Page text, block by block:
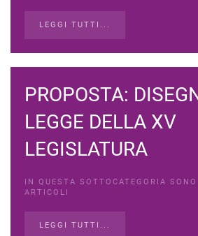
LEGGI TUTTI...
PROPOSTA:
LEGGE DELLA XV
LEGISLATURA
IN QUESTA SOTTOCATEGORIA
ARTICOLI
LEGGI TUTTI...